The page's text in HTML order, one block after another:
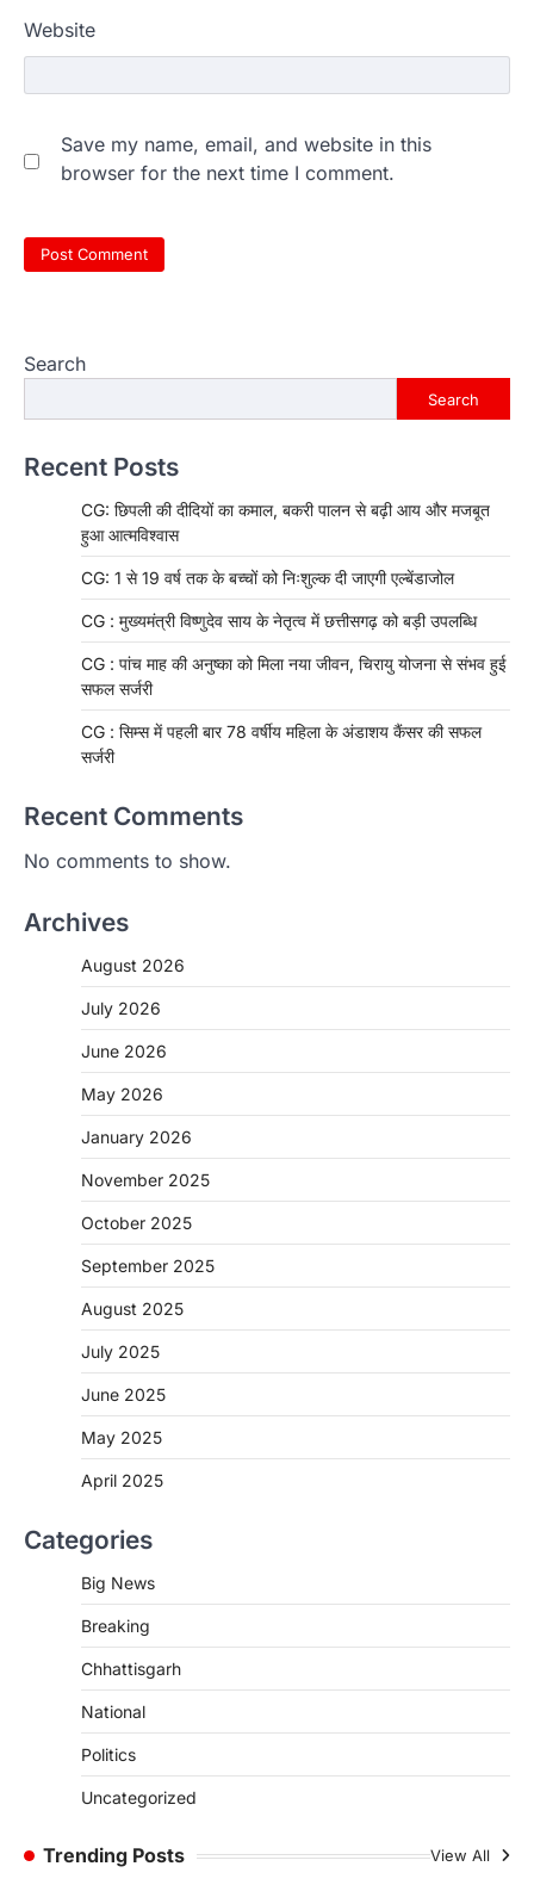
Website
Save my name, email, and website in this
browser for the next time I comment.
Search
Search
Recent Posts
CG: छिपली की दीदियों का कमाल, बकरी पालन से बढ़ी आय और मजबूत
हुआ आत्मविश्वास
CG: 1 से 19 वर्ष तक के बच्चों को निःशुल्क दी जाएगी एल्बेंडाजोल
CG : मुख्यमंत्री विष्णुदेव साय के नेतृत्व में छत्तीसगढ़ को बड़ी उपलब्धि
CG : पांच माह की अनुष्का को मिला नया जीवन, चिरायु योजना से संभव हुई
सफल सर्जरी
CG : सिम्स में पहली बार 78 वर्षीय महिला के अंडाशय कैंसर की सफल
सर्जरी
Recent Comments
No comments to show.
Archives
August 2026
July 2026
June 2026
May 2026
January 2026
November 2025
October 2025
September 2025
August 2025
July 2025
June 2025
May 2025
April 2025
Categories
Big News
Breaking
Chhattisgarh
National
Politics
Uncategorized
Trending Posts View All
CHHATTISGARH
CG: 1 से 19 वर्ष तक के बच्चों को निःशुल्क दी
जाएगी एल्बेंडाजोल
More Khabar August 7, 2026
रायपुर। राष्ट्रीय कृमि मुक्ति दिवस भारत सरकार द्वारा
CHHATTISGARH
जशपुर जिले की 5 माह की मासूम…
CG: छिपली की दीदियों का कमाल, बकरी
बनाने की दिशा में जिले के नगरी…